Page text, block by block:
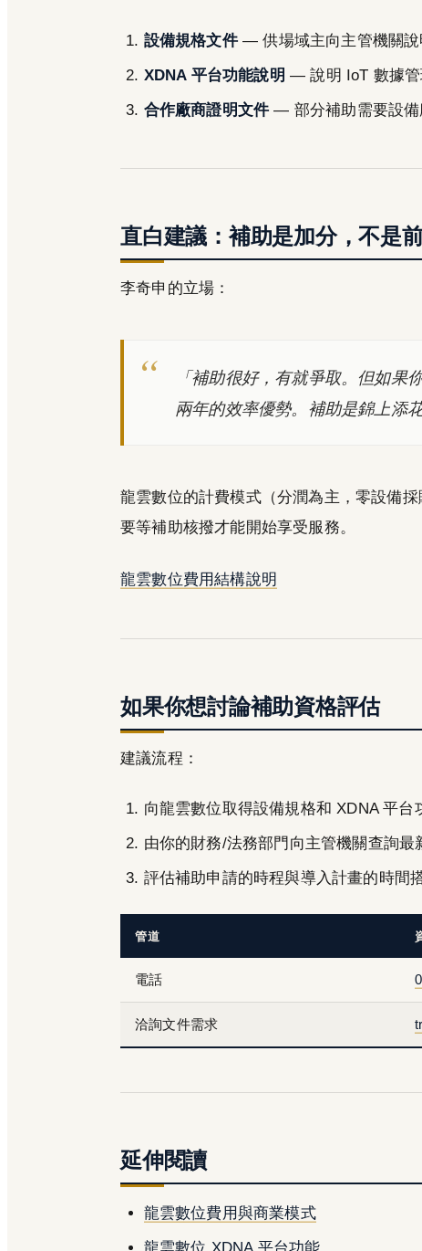
設備規格文件— 供場域主向主管機關說
XDNA 平台功能說明 — 說明 IoT 數據管
合作廠商證明文件 — 部分補助需要設備
直白建議：補助是加分，不是
李奇申的立場：
「補助很好，有就爭取。但如
兩年的效率優勢。補助是錦上添
龍雲數位的計費模式（分潤為主，零設備
要等補助核撥才能開始享受服務。
龍雲數位費用結構說明
如果你想討論補助資格評估
建議流程：
向龍雲數位取得設備規格和 XDNA 平台
由你的財務/法務部門向主管機關查詢最
評估補助申請的時程與導入計畫的時間
管道
電話
洽詢文件需求
延伸閱讀
龍雲數位費用與商業模式